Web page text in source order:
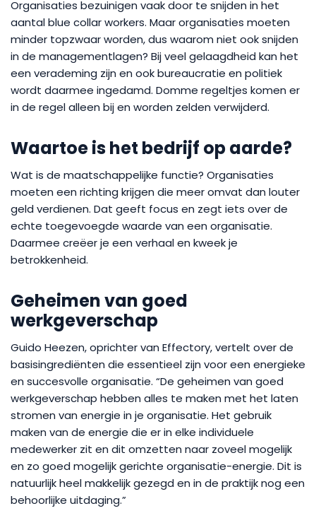
Organisaties bezuinigen vaak door te snijden in het
aantal blue collar workers. Maar organisaties moeten
minder topzwaar worden, dus waarom niet ook snijden
in de managementlagen? Bij veel gelaagdheid kan het
een verademing zijn en ook bureaucratie en politiek
wordt daarmee ingedamd. Domme regeltjes komen er
in de regel alleen bij en worden zelden verwijderd.
Waartoe is het bedrijf op aarde?
Wat is de maatschappelijke functie? Organisaties
moeten een richting krijgen die meer omvat dan louter
geld verdienen. Dat geeft focus en zegt iets over de
echte toegevoegde waarde van een organisatie.
Daarmee creëer je een verhaal en kweek je
betrokkenheid.
Geheimen van goed
werkgeverschap
Guido Heezen, oprichter van Effectory, vertelt over de
basisingrediënten die essentieel zijn voor een energieke
en succesvolle organisatie. “De geheimen van goed
werkgeverschap hebben alles te maken met het laten
stromen van energie in je organisatie. Het gebruik
maken van de energie die er in elke individuele
medewerker zit en dit omzetten naar zoveel mogelijk
en zo goed mogelijk gerichte organisatie-energie. Dit is
natuurlijk heel makkelijk gezegd en in de praktijk nog een
behoorlijke uitdaging.”